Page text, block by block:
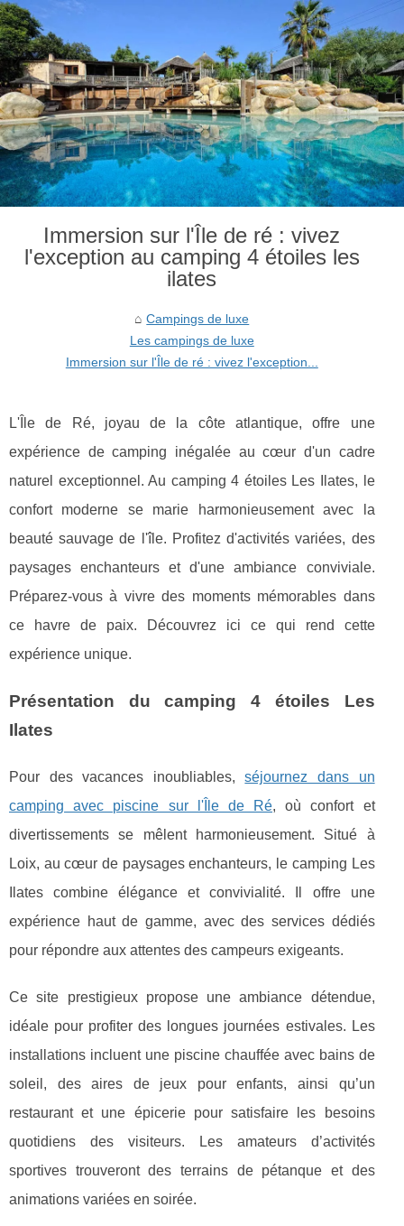
Immersion sur l'Île de ré : vivez
l'exception au camping 4 étoiles les
ilates
Campings de luxe
Les campings de luxe
Immersion sur l'Île de ré : vivez l'exception...
L'Île de Ré, joyau de la côte atlantique, offre une
expérience de camping inégalée au cœur d'un cadre
naturel exceptionnel. Au camping 4 étoiles Les Ilates, le
confort moderne se marie harmonieusement avec la
beauté sauvage de l'île. Profitez d'activités variées, des
paysages enchanteurs et d'une ambiance conviviale.
Préparez-vous à vivre des moments mémorables dans
ce havre de paix. Découvrez ici ce qui rend cette
expérience unique.
Présentation du camping 4 étoiles Les
Ilates
Pour des vacances inoubliables,séjournez dans un
camping avec piscine sur l'Île de Ré, où confort et
divertissements se mêlent harmonieusement. Situé à
Loix, au cœur de paysages enchanteurs, le camping Les
Ilates combine élégance et convivialité. Il offre une
expérience haut de gamme, avec des services dédiés
pour répondre aux attentes des campeurs exigeants.
Ce site prestigieux propose une ambiance détendue,
idéale pour profiter des longues journées estivales. Les
installations incluent une piscine chauffée avec bains de
soleil, des aires de jeux pour enfants, ainsi qu’un
restaurant et une épicerie pour satisfaire les besoins
quotidiens des visiteurs. Les amateurs d’activités
sportives trouveront des terrains de pétanque et des
animations variées en soirée.